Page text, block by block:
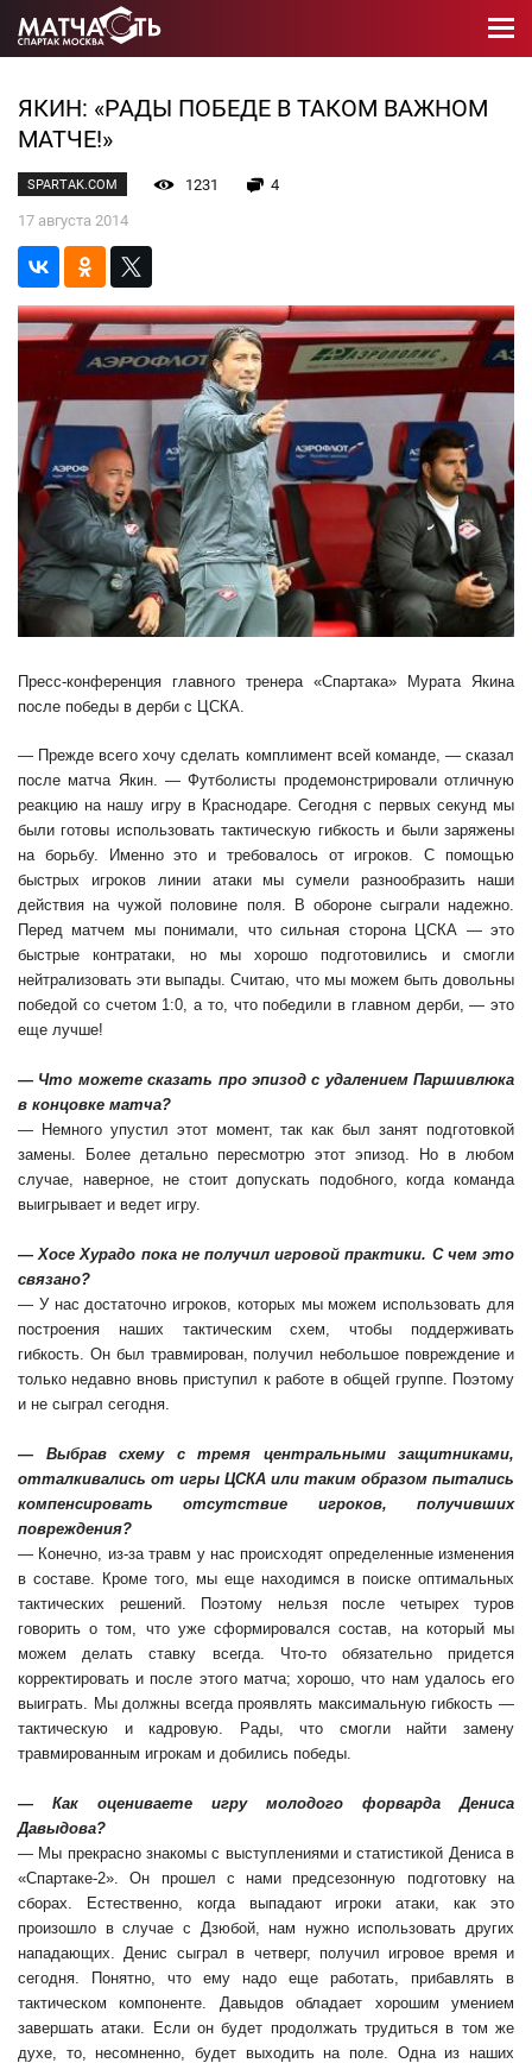
ЯКИН: «РАДЫ ПОБЕДЕ В ТАКОМ ВАЖНОМ
МАТЧЕ!»
SPARTAK.COM 1231
4
17 августа 2014
Пресс-конференция главного тренера «Спартака» Мурата Якина
после победы в дерби с ЦСКА.
— Прежде всего хочу сделать комплимент всей команде, — сказал
после матча Якин. — Футболисты продемонстрировали отличную
реакцию на нашу игру в Краснодаре. Сегодня с первых секунд мы
были готовы использовать тактическую гибкость и были заряжены
на борьбу. Именно это и требовалось от игроков. С помощью
быстрых игроков линии атаки мы сумели разнообразить наши
действия на чужой половине поля. В обороне сыграли надежно.
Перед матчем мы понимали, что сильная сторона ЦСКА — это
быстрые контратаки, но мы хорошо подготовились и смогли
нейтрализовать эти выпады. Считаю, что мы можем быть довольны
победой со счетом 1:0, а то, что победили в главном дерби, — это
еще лучше!
— Что можете сказать про эпизод с удалением Паршивлюка
в концовке матча?
— Немного упустил этот момент, так как был занят подготовкой
замены. Более детально пересмотрю этот эпизод. Но в любом
случае, наверное, не стоит допускать подобного, когда команда
выигрывает и ведет игру.
— Хосе Хурадо пока не получил игровой практики. С чем это
связано?
— У нас достаточно игроков, которых мы можем использовать для
построения наших тактическим схем, чтобы поддерживать
гибкость. Он был травмирован, получил небольшое повреждение и
только недавно вновь приступил к работе в общей группе. Поэтому
и не сыграл сегодня.
— Выбрав схему с тремя центральными защитниками,
отталкивались от игры ЦСКА или таким образом пытались
компенсировать отсутствие игроков, получивших
повреждения?
— Конечно, из-за травм у нас происходят определенные изменения
в составе. Кроме того, мы еще находимся в поиске оптимальных
тактических решений. Поэтому нельзя после четырех туров
говорить о том, что уже сформировался состав, на который мы
можем делать ставку всегда. Что-то обязательно придется
корректировать и после этого матча; хорошо, что нам удалось его
выиграть. Мы должны всегда проявлять максимальную гибкость —
тактическую и кадровую. Рады, что смогли найти замену
травмированным игрокам и добились победы.
— Как оцениваете игру молодого форварда Дениса
Давыдова?
— Мы прекрасно знакомы с выступлениями и статистикой Дениса в
«Спартаке-2». Он прошел с нами предсезонную подготовку на
сборах. Естественно, когда выпадают игроки атаки, как это
произошло в случае с Дзюбой, нам нужно использовать других
нападающих. Денис сыграл в четверг, получил игровое время и
сегодня. Понятно, что ему надо еще работать, прибавлять в
тактическом компоненте. Давыдов обладает хорошим умением
завершать атаки. Если он будет продолжать трудиться в том же
духе, то, несомненно, будет выходить на поле. Одна из наших